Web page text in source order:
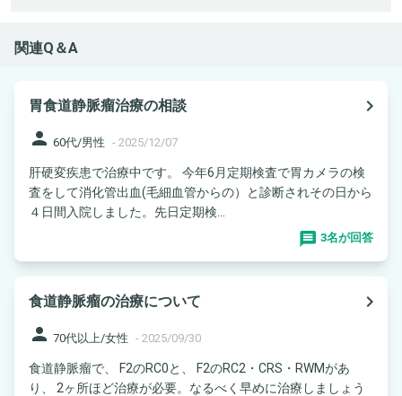
関連Q＆A
胃食道静脈瘤治療の相談
navigate_next
person 60代/男性 - 2025/12/07
肝硬変疾患で治療中です。 今年6月定期検査で胃カメラの検
査をして消化管出血(毛細血管からの）と診断されその日から
４日間入院しました。先日定期検...
3名が回答
食道静脈瘤の治療について
navigate_next
person 70代以上/女性 - 2025/09/30
食道静脈瘤で、 F2のRC0と、 F2のRC2・CRS・RWMがあ
り、 2ヶ所ほど治療が必要。なるべく早めに治療しましょう